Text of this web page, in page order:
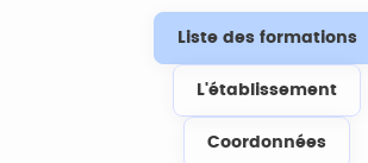
Liste des formations
L'établissement
Coordonnées